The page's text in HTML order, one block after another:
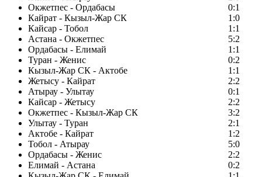
Окжетпес - Ордабасы
0:1
Кайрат - Кызыл-Жар СК
1:0
Кайсар - Тобол
1:1
Астана - Окжетпес
5:2
Ордабасы - Елимай
1:1
Туран - Женис
0:2
Кызыл-Жар СК - Актобе
1:1
Жетысу - Кайрат
2:2
Атырау - Улытау
0:1
Кайсар - Жетысу
2:2
Окжетпес - Кызыл-Жар СК
3:2
Улытау - Туран
2:1
Актобе - Кайрат
1:2
Тобол - Атырау
5:0
Ордабасы - Женис
2:2
Елимай - Астана
0:2